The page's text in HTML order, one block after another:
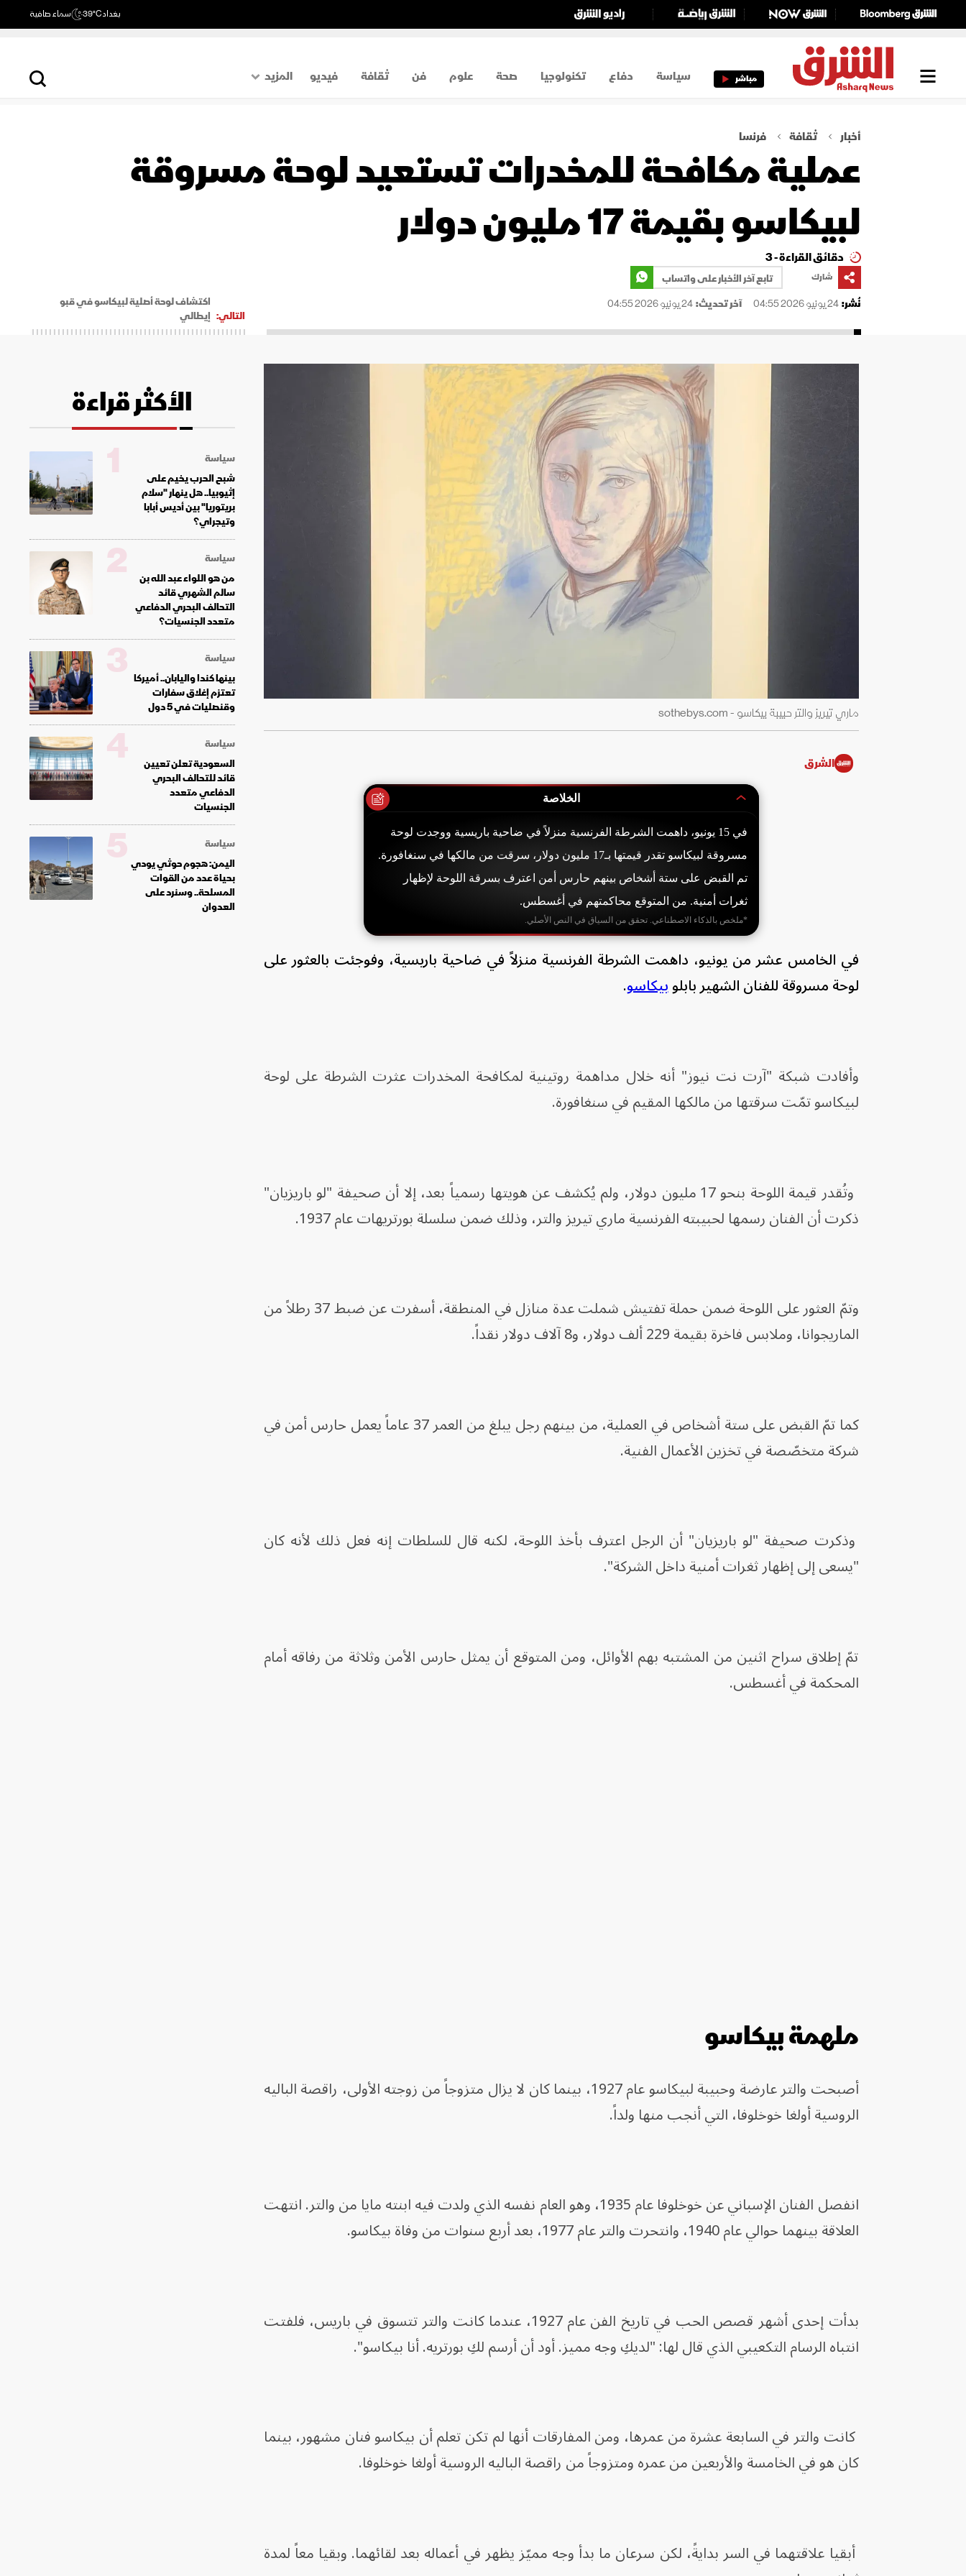
بغداد39°C سماء صافية
مباشر سياسة دفاع تكنولوجيا صحة علوم فن ثقافة فيديو
المزيد
اقتصاد
أخبار ثقافة فرنسا
عملية مكافحة للمخدرات تستعيد لوحة مسروقة
لبيكاسو بقيمة 17 مليون دولار
دقائق القراءة - 3
شارك
تابع آخر الأخبار على واتساب
نُشر:24 يونيو 2026 04:55 آخر تحديث:24 يونيو 2026 04:55
التالي:
اكتشاف لوحة أصلية لبيكاسو في قبو
إيطالي
ماري تيريز والتر حبيبة بيكاسو - sothebys.com
الشرق
الخلاصة
في 15 يونيو، داهمت الشرطة الفرنسية منزلاً في ضاحية باريسية ووجدت لوحة
مسروقة لبيكاسو تقدر قيمتها بـ17 مليون دولار، سرقت من مالكها في سنغافورة.
تم القبض على ستة أشخاص بينهم حارس أمن اعترف بسرقة اللوحة لإظهار
ثغرات أمنية. من المتوقع محاكمتهم في أغسطس.
*ملخص بالذكاء الاصطناعي. تحقق من السياق في النص الأصلي.
في الخامس عشر من يونيو، داهمت الشرطة الفرنسية منزلاً في ضاحية باريسية، وفوجئت بالعثور على
لوحة مسروقة للفنان الشهير بابلوبيكاسو.
وأفادت شبكة "آرت نت نيوز" أنه خلال مداهمة روتينية لمكافحة المخدرات عثرت الشرطة على لوحة
لبيكاسو تمّت سرقتها من مالكها المقيم في سنغافورة.
وتُقدر قيمة اللوحة بنحو 17 مليون دولار، ولم يُكشف عن هويتها رسمياً بعد، إلا أن صحيفة "لو باريزيان"
ذكرت أن الفنان رسمها لحبيبته الفرنسية ماري تيريز والتر، وذلك ضمن سلسلة بورتريهات عام 1937.
وتمّ العثور على اللوحة ضمن حملة تفتيش شملت عدة منازل في المنطقة، أسفرت عن ضبط 37 رطلاً من
الماريجوانا، وملابس فاخرة بقيمة 229 ألف دولار، و8 آلاف دولار نقداً.
كما تمّ القبض على ستة أشخاص في العملية، من بينهم رجل يبلغ من العمر 37 عاماً يعمل حارس أمن في
شركة متخصّصة في تخزين الأعمال الفنية.
وذكرت صحيفة "لو باريزيان" أن الرجل اعترف بأخذ اللوحة، لكنه قال للسلطات إنه فعل ذلك لأنه كان
"يسعى إلى إظهار ثغرات أمنية داخل الشركة".
تمّ إطلاق سراح اثنين من المشتبه بهم الأوائل، ومن المتوقع أن يمثل حارس الأمن وثلاثة من رفاقه أمام
المحكمة في أغسطس.
ملهمة بيكاسو
أصبحت والتر عارضة وحبيبة لبيكاسو عام 1927، بينما كان لا يزال متزوجاً من زوجته الأولى، راقصة الباليه
الروسية أولغا خوخلوفا، التي أنجب منها ولداً.
انفصل الفنان الإسباني عن خوخلوفا عام 1935، وهو العام نفسه الذي ولدت فيه ابنته مايا من والتر. انتهت
العلاقة بينهما حوالي عام 1940، وانتحرت والتر عام 1977، بعد أربع سنوات من وفاة بيكاسو.
بدأت إحدى أشهر قصص الحب في تاريخ الفن عام 1927، عندما كانت والتر تتسوق في باريس، فلفتت
انتباه الرسام التكعيبي الذي قال لها: "لديكِ وجه مميز. أود أن أرسم لكِ بورتريه. أنا بيكاسو".
كانت والتر في السابعة عشرة من عمرها، ومن المفارقات أنها لم تكن تعلم أن بيكاسو فنان مشهور، بينما
كان هو في الخامسة والأربعين من عمره ومتزوجاً من راقصة الباليه الروسية أولغا خوخلوفا.
أبقيا علاقتهما في السر بدايةً، لكن سرعان ما بدأ وجه مميّز يظهر في أعماله بعد لقائهما. وبقيا معاً لمدة
الأكثر قراءة
سياسة
شبح الحرب يخيم على
إثيوبيا.. هل ينهار "سلام
بريتوريا" بين أديس أبابا
وتيجراي؟
1
سياسة
من هو اللواء عبد الله بن
سالم الشهري قائد
التحالف البحري الدفاعي
متعدد الجنسيات؟
2
سياسة
بينها كندا واليابان.. أميركا
تعتزم إغلاق سفارات
وقنصليات في 5 دول
3
سياسة
السعودية تعلن تعيين
قائد للتحالف البحري
الدفاعي متعدد
الجنسيات
4
سياسة
اليمن: هجوم حوثي يودي
بحياة عدد من القوات
المسلحة.. وسنرد على
العدوان
5